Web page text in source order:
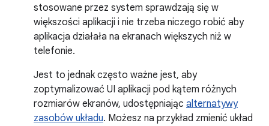
stosowane przez system sprawdzają się w
większości aplikacji i nie trzeba niczego robić aby
aplikacja działała na ekranach większych niż w
telefonie.
Jest to jednak często ważne jest, aby
zoptymalizować UI aplikacji pod kątem różnych
rozmiarów ekranów, udostępniając alternatywy
zasobów układu. Możesz na przykład zmienić układ